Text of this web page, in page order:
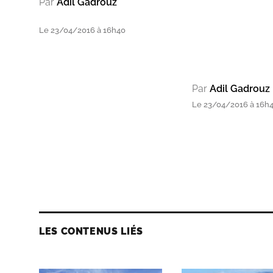
Le 23/04/2016 à 16h40
Par Adil Gadrouz
Le 23/04/2016 à
LES CONTENUS LIÉS